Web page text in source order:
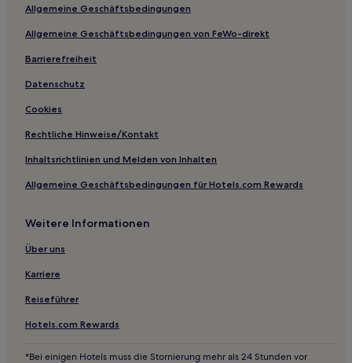
Hotels mit Fitnessbereich in Bundang-gu
Günstige in Paju
Luxus in Suwon
Business in Suwon
Günstige in Suwon
Allgemeine Geschäftsbedingungen
Allgemeine Geschäftsbedingungen von FeWo-direkt
Barrierefreiheit
Datenschutz
Cookies
Rechtliche Hinweise/Kontakt
Inhaltsrichtlinien und Melden von Inhalten
Allgemeine Geschäftsbedingungen für Hotels.com Rewards
Weitere Informationen
Über uns
Karriere
Reiseführer
Hotels.com Rewards
*Bei einigen Hotels muss die Stornierung mehr als 24 Stunden vor